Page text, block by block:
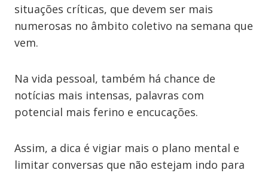
situações críticas, que devem ser mais
numerosas no âmbito coletivo na semana que
vem.
Na vida pessoal, também há chance de
notícias mais intensas, palavras com
potencial mais ferino e encucações.
Assim, a dica é vigiar mais o plano mental e
limitar conversas que não estejam indo para